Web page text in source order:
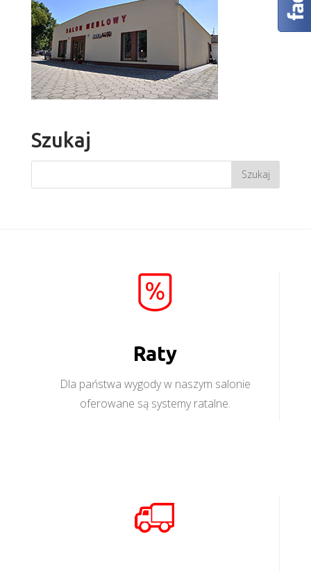
Szukaj
Raty
Dla państwa wygody w naszym salonie
oferowane są systemy ratalne.